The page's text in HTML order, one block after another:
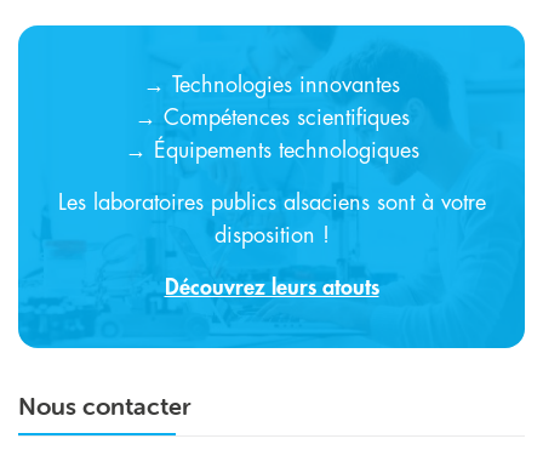
→ Technologies innovantes
→ Compétences scientifiques
→ Équipements technologiques
Les laboratoires publics alsaciens sont à votre
disposition !
Découvrez leurs atouts
Nous contacter